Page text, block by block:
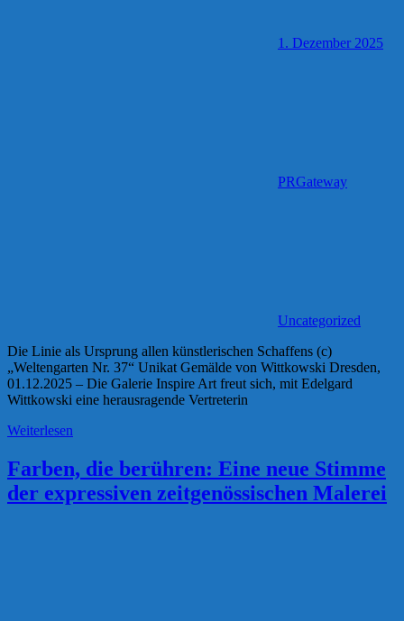
1. Dezember 2025
PRGateway
Uncategorized
Die Linie als Ursprung allen künstlerischen Schaffens (c)
„Weltengarten Nr. 37“ Unikat Gemälde von Wittkowski Dresden,
01.12.2025 – Die Galerie Inspire Art freut sich, mit Edelgard
Wittkowski eine herausragende Vertreterin
Weiterlesen
Farben, die berühren: Eine neue Stimme
der expressiven zeitgenössischen Malerei